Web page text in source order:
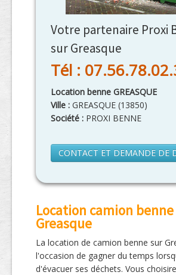
Votre partenaire Proxi
sur Greasque
Tél :
Location benne GREASQUE
Ville : GREASQUE (13850)
Société : PROXI BENNE
CONTACT ET DEMANDE DE
Location camion benne
Greasque
La location de camion benne sur
l'occasion de gagner du temps
d'évacuer ses déchets. Vous